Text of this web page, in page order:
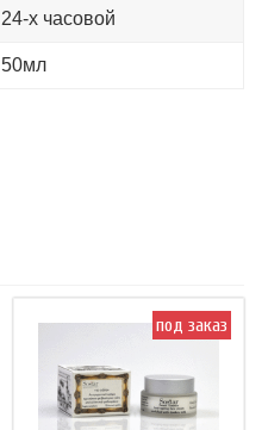
24-х часовой
50мл
под заказ